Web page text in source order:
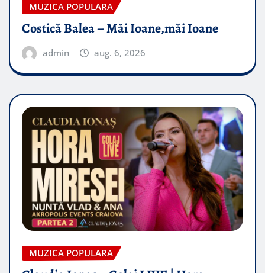
MUZICA POPULARA
Costică Balea – Măi Ioane,măi Ioane
admin aug. 6, 2026
MUZICA POPULARA